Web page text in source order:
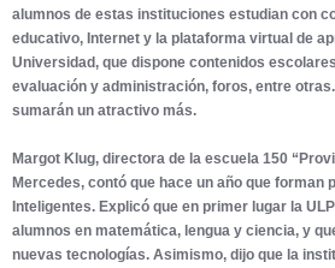
alumnos de estas instituciones estudian con
educativo, Internet y la plataforma virtual de
Universidad, que dispone contenidos
evaluación y administración, foros, entre
sumarán un atractivo más.
Margot Klug, directora de la escuela 150
Mercedes, contó que hace un año que forman
Inteligentes. Explicó que en primer lugar la
alumnos en matemática, lengua y ciencia, y
nuevas tecnologías. Asimismo, dijo que la